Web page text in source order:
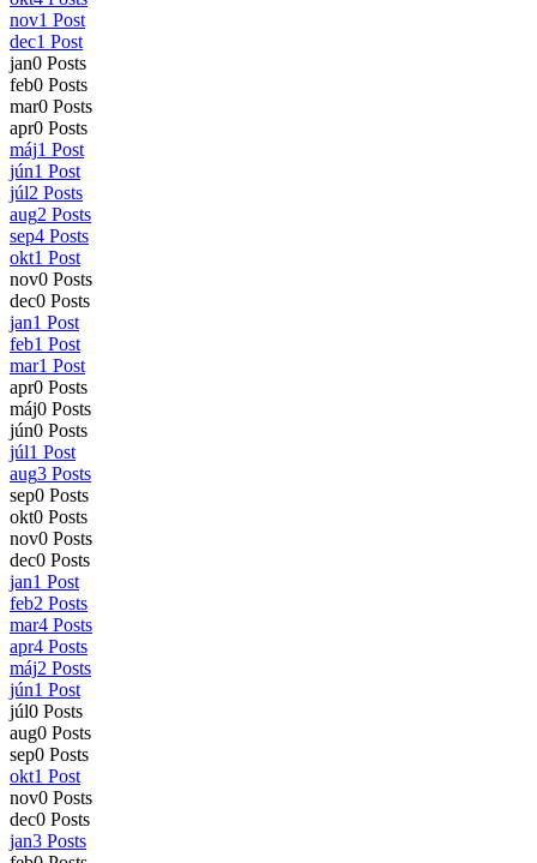
nov1 Post
dec1 Post
jan0 Posts
feb0 Posts
mar0 Posts
apr0 Posts
máj1 Post
jún1 Post
júl2 Posts
aug2 Posts
sep4 Posts
okt1 Post
nov0 Posts
dec0 Posts
jan1 Post
feb1 Post
mar1 Post
apr0 Posts
máj0 Posts
jún0 Posts
júl1 Post
aug3 Posts
sep0 Posts
okt0 Posts
nov0 Posts
dec0 Posts
jan1 Post
feb2 Posts
mar4 Posts
apr4 Posts
máj2 Posts
jún1 Post
júl0 Posts
aug0 Posts
sep0 Posts
okt1 Post
nov0 Posts
dec0 Posts
jan3 Posts